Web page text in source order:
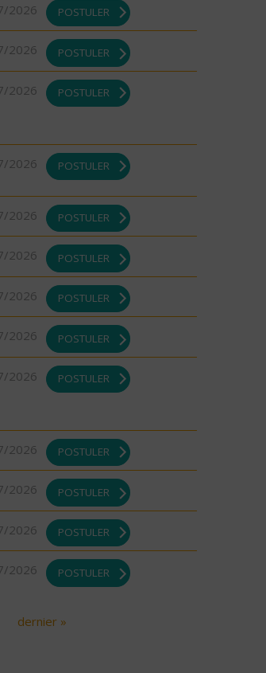
2026 POSTULER
2026 POSTULER
2026 POSTULER
2026 POSTULER
2026 POSTULER
2026 POSTULER
2026 POSTULER
2026 POSTULER
2026 POSTULER
2026 POSTULER
2026 POSTULER
2026 POSTULER
2026 POSTULER
dernier »